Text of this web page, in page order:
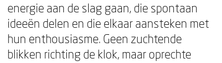
energie aan de slag gaan, die spontaan
ideeën delen en die elkaar aansteken met
hun enthousiasme. Geen zuchtende
blikken richting de klok, maar oprechte